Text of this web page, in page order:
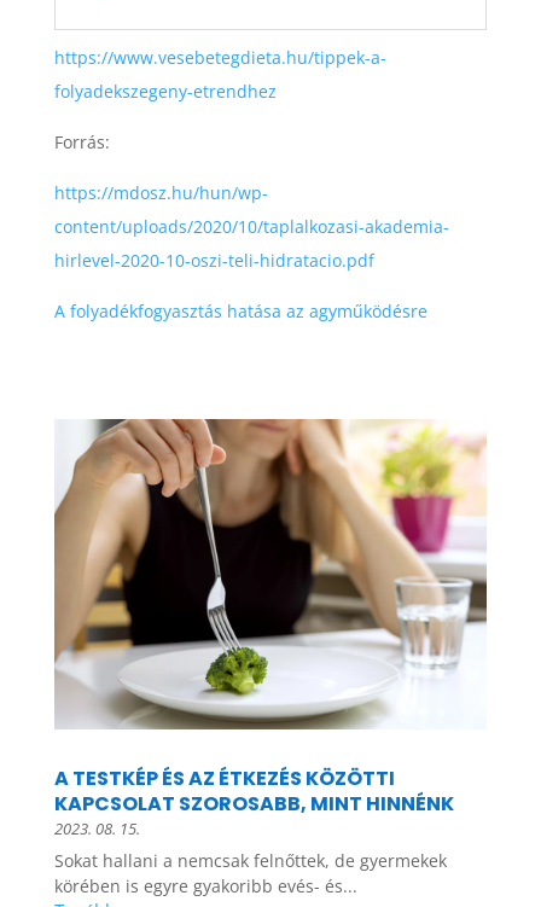
https://www.vesebetegdieta.hu/tippek-a-
folyadekszegeny-etrendhez
Forrás:
https://mdosz.hu/hun/wp-
content/uploads/2020/10/taplalkozasi-akademia-
hirlevel-2020-10-oszi-teli-hidratacio.pdf
A folyadékfogyasztás hatása az agyműködésre
A TESTKÉP ÉS AZ ÉTKEZÉS KÖZÖTTI
KAPCSOLAT SZOROSABB, MINT HINNÉNK
2023. 08. 15.
Sokat hallani a nemcsak felnőttek, de gyermekek
körében is egyre gyakoribb evés- és...